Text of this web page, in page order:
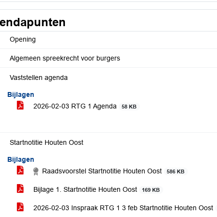
Opening
Algemeen spreekrecht voor burgers
Vaststellen agenda
Bijlagen
2026-02-03 RTG 1 Agenda
58 KB
Startnotitie Houten Oost
Bijlagen
Raadsvoorstel Startnotitie Houten Oost
586 KB
Bijlage 1. Startnotitie Houten Oost 169 KB
2026-02-03 Inspraak RTG 1 3 feb Startnotitie Houten Oost